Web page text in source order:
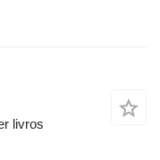
livros